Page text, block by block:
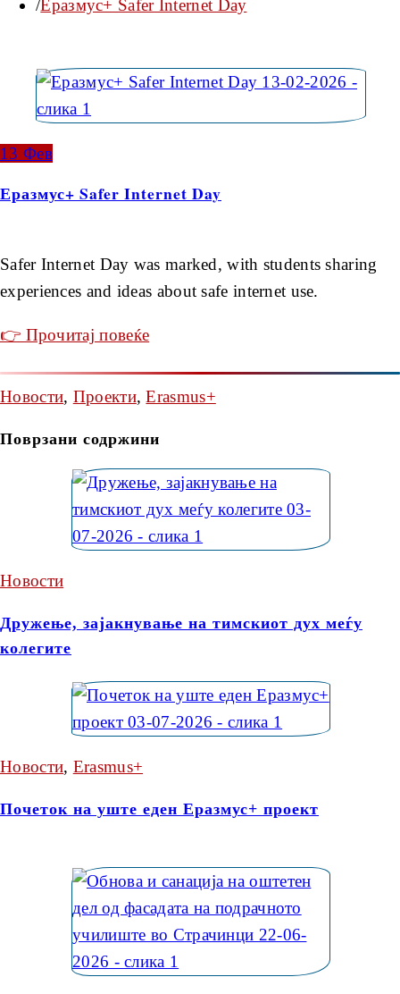
Еразмус+ Safer Internet Day
13 Фев
Еразмус+ Safer Internet Day
Safer Internet Day was marked, with students sharing
experiences and ideas about safe internet use.
👉 Прочитај повеќе
Новости, Проекти,Erasmus+
Поврзани содржини
Новости
Дружење, зајакнување на тимскиот дух меѓу
колегите
Новости, Erasmus+
Почеток на уште еден Еразмус+ проект